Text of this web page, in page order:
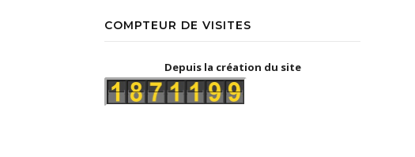
COMPTEUR DE VISITES
Depuis la création du site